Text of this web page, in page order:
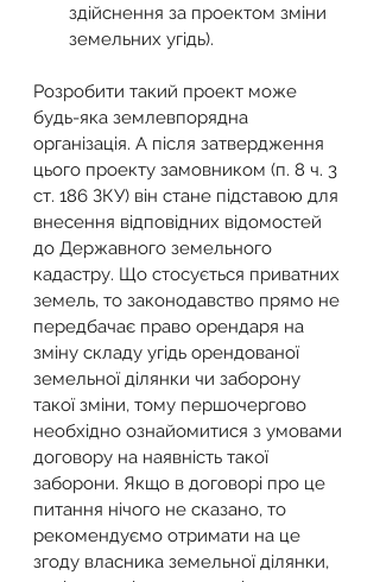
здійснення за проектом зміни
земельних угідь).
Розробити такий проект може
будь-яка землевпорядна
організація. А після затвердження
цього проекту замовником (п. 8 ч. 3
ст. 186 ЗКУ) він стане підставою для
внесення відповідних відомостей
до Державного земельного
кадастру. Що стосується приватних
земель, то законодавство прямо не
передбачає право орендаря на
зміну складу угідь орендованої
земельної ділянки чи заборону
такої зміни, тому першочергово
необхідно ознайомитися з умовами
договору на наявність такої
заборони. Якщо в договорі про це
питання нічого не сказано, то
рекомендуємо отримати на це
згоду власника земельної ділянки,